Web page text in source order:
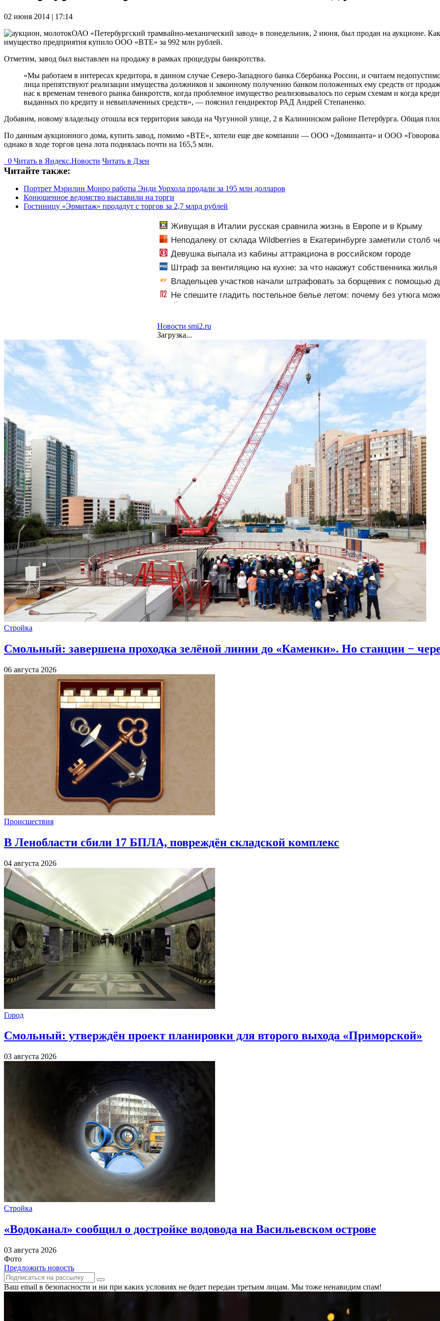
02 июня 2014 | 17:14
ОАО «Петербургский трамвайно-механический завод» в понедельник, 2 июня, был продан на аукционе.
имущество предприятия купило ООО «ВТЕ» за 992 млн рублей.
Отметим, завод был выставлен на продажу в рамках процедуры банкротства.
«Мы работаем в интересах кредитора, в данном случае Северо-Западного банка Сбербанка России, и считаем
лица препятствуют реализации имущества должников и законному получению банком положенных ему средств от
нас к временам теневого рынка банкротств, когда проблемное имущество реализовывалось по серым схемам и когда
выданных по кредиту и невыплаченных средств», — пояснил гендиректор РАД Андрей Степаненко.
Добавим, новому владельцу отошла вся территория завода на Чугунной улице, 2 в Калининском районе Петербурга. Общая
По данным аукционного дома, купить завод, помимо «ВТЕ», хотели еще две компании — ООО «Доминанта» и ООО «Говорова
однако в ходе торгов цена лота поднялась почти на 165,5 млн.
0 Читать в Яндекс.Новости Читать в Дзен
Читайте также:
Портрет Мэрилин Монро работы Энди Уорхола продали за 195 млн долларов
Конюшенное ведомство выставили на торги
Гостиницу «Эрмитаж» продадут с торгов за 2,7 млрд рублей
Живущая в Италии русская сравнила жизнь в Европе и в Крыму
Неподалеку от склада Wildberries в Екатеринбурге заметили столб
Девушка выпала из кабины аттракциона в российском городе
Штраф за вентиляцию на кухне: за что накажут собственника жилья
тягуВладельцев участков начали штрафовать за борщевик с помощью
первый штраф — 150 тысяч
Не спешите гладить постельное белье летом: почему без утюга
обойтись
Новости smi2.ru
Загрузка...
Стройка
Смольный: завершена проходка зелёной линии до «Каменки». Но станции −
06 августа 2026
Происшествия
В Ленобласти сбили 17 БПЛА, повреждён складской комплекс
04 августа 2026
Город
Смольный: утверждён проект планировки для второго выхода «Приморской»
03 августа 2026
Стройка
«Водоканал» сообщил о достройке водовода на Васильевском острове
03 августа 2026
Фото
Предложить новость
Ваш email в безопасности и ни при каких условиях не будет передан третьим лицам. Мы тоже ненавидим спам!